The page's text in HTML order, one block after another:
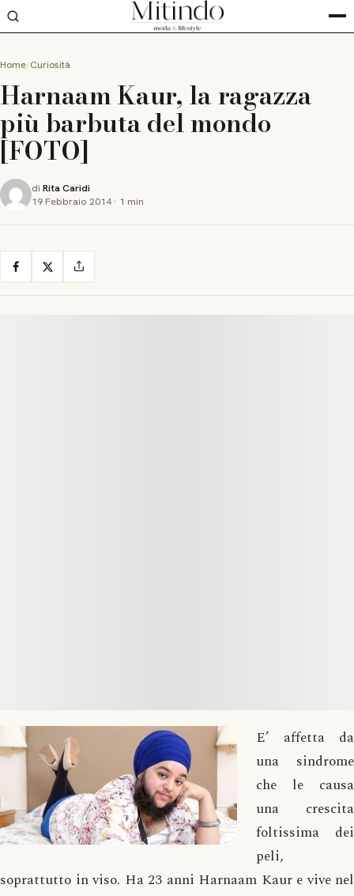
Home Curiosità
Harnaam Kaur, la ragazza
più barbuta del mondo
[FOTO]
di Rita Caridi
19 Febbraio 2014· 1 min
E’ affetta da
una sindrome
che le causa
una crescita
foltissima dei
peli,
soprattutto in viso. Ha 23 anni Harnaam Kaur e vive nel